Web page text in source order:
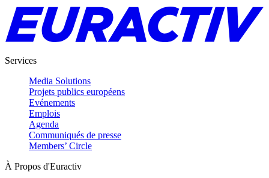
Services
Media Solutions
Projets publics européens
Evénements
Emplois
Agenda
Communiqués de presse
Members’ Circle
À Propos d'Euractiv